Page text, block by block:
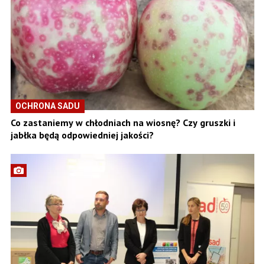
OCHRONA SADU
Co zastaniemy w chłodniach na wiosnę? Czy gruszki i
jabłka będą odpowiedniej jakości?